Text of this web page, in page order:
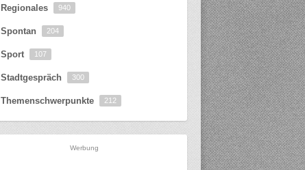
Regionales 940
Spontan 204
Sport 107
Stadtgespräch 300
Themenschwerpunkte 212
Werbung